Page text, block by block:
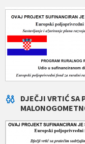
DJEČJI VRTIĆ SA